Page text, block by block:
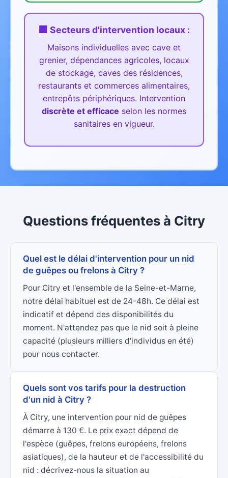
🏢 Secteurs d'intervention locaux :
Maisons individuelles avec cave et
grenier, dépendances agricoles, locaux
de stockage, caves des résidences,
restaurants et commerces alimentaires,
entrepôts périphériques. Intervention
discrète et efficace selon les normes
sanitaires en vigueur.
Questions fréquentes à Citry
Quel est le délai d'intervention pour un nid
de guêpes ou frelons à Citry ?
Pour Citry et l'ensemble de la Seine-et-Marne,
notre délai habituel est de 24-48h. Ce délai est
indicatif et dépend des disponibilités du
moment. N'attendez pas que le nid soit à pleine
capacité (plusieurs milliers d'individus en été)
pour nous contacter.
Quels sont vos tarifs pour la destruction
d'un nid à Citry ?
À Citry, une intervention pour nid de guêpes
démarre à 130 €. Le prix exact dépend de
l'espèce (guêpes, frelons européens, frelons
asiatiques), de la hauteur et de l'accessibilité du
nid : décrivez-nous la situation au